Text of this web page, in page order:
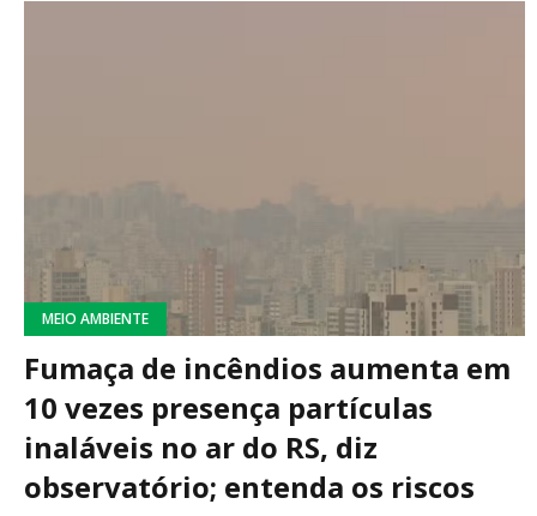
MEIO AMBIENTE
Fumaça de incêndios aumenta em
10 vezes presença partículas
inaláveis no ar do RS, diz
observatório; entenda os riscos